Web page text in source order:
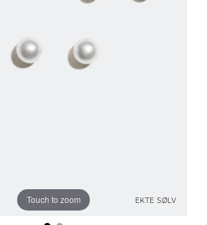
EKTE SØLV
Touch to zoom